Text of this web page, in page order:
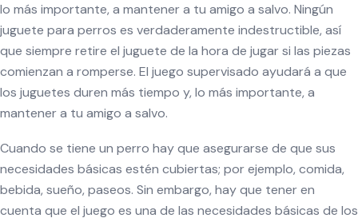
lo más importante, a mantener a tu amigo a salvo. Ningún
juguete para perros es verdaderamente indestructible, así
que siempre retire el juguete de la hora de jugar si las piezas
comienzan a romperse. El juego supervisado ayudará a que
los juguetes duren más tiempo y, lo más importante, a
mantener a tu amigo a salvo.
Cuando se tiene un perro hay que asegurarse de que sus
necesidades básicas estén cubiertas; por ejemplo, comida,
bebida, sueño, paseos. Sin embargo, hay que tener en
cuenta que el juego es una de las necesidades básicas de los